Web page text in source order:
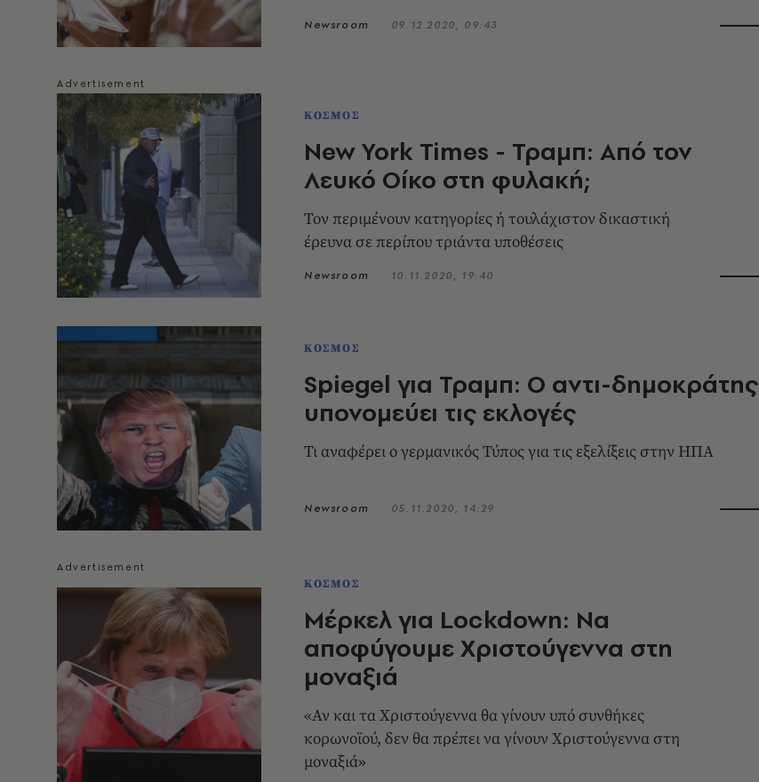
Newsroom 09.12.2020, 09:43
ΚΟΣΜΟΣ
New York Times - Τραμπ: Aπό τον
Λευκό Οίκο στη φυλακή;
Τον περιμένουν κατηγορίες ή τουλάχιστον δικαστική
έρευνα σε περίπου τριάντα υποθέσεις
Newsroom 10.11.2020, 19:40
ΚΟΣΜΟΣ
Spiegel για Τραμπ: Ο αντι-δημοκράτης
υπονομεύει τις εκλογές
Τι αναφέρει ο γερμανικός Τύπος για τις εξελίξεις στην ΗΠΑ
Newsroom 05.11.2020, 14:29
ΚΟΣΜΟΣ
Μέρκελ για Lockdown: Να
αποφύγουμε Χριστούγεννα στη
μοναξιά
«Αν και τα Χριστούγεννα θα γίνουν υπό συνθήκες
κορωνοϊού, δεν θα πρέπει να γίνουν Χριστούγεννα στη
μοναξιά»